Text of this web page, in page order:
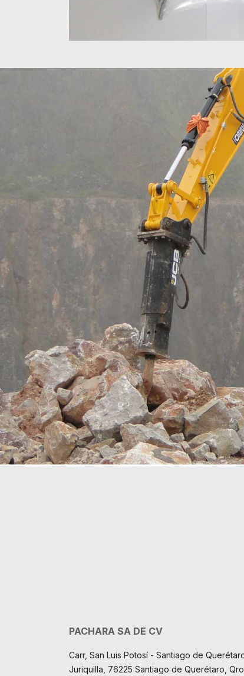
PACHARA SA DE CV
Carr, San Luis Potosí - Santiago de Querétaro
Juriquilla, 76225 Santiago de Querétaro, Qro